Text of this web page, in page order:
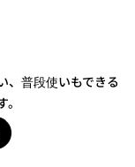
、普段使いもできる